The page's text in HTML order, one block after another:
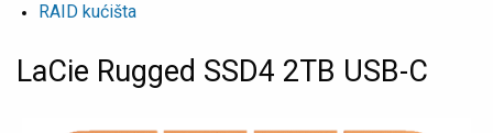
RAID kućišta
LaCie Rugged SSD4 2TB USB-C